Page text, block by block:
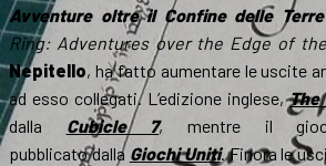
Avventure oltre il Confine delle Terre
Ring: Adventures over the Edge of
Nepitello, ha fatto aumentare le uscite
ad esso collegati. L’edizione inglese,The
dalla Cubicle 7, mentre il
pubblicato dalla Giochi Uniti. Finora le